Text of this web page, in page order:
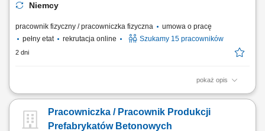
Niemcy
pracownik fizyczny / pracowniczka fizyczna
umowa o pracę
pełny etat
rekrutacja online Szukamy 15 pracowników
2 dni
pokaż opis
Opis stanowiska: Wykonywanie zbrojeń poprzez wiązanie elementów
zbrojeniowych zgodnie z dokumentacją techniczną. Kontrola jakości
wykonywanych elementów. Praca na hali produkcyjnej przy
Pracowniczka / Pracownik Produkcji
Prefabrykatów Betonowych